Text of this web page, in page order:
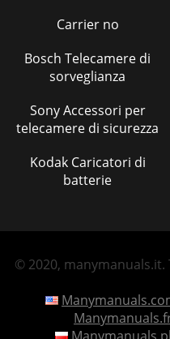
Carrier no
Bosch Telecamere di
sorveglianza
Sony Accessori per
telecamere di sicurezza
Kodak Caricatori di
batterie
© 2020,